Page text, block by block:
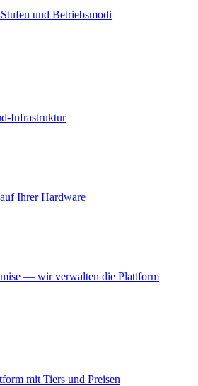
und Betriebsmodi
Infrastruktur
Ihrer Hardware
— wir verwalten die Plattform
mit Tiers und Preisen